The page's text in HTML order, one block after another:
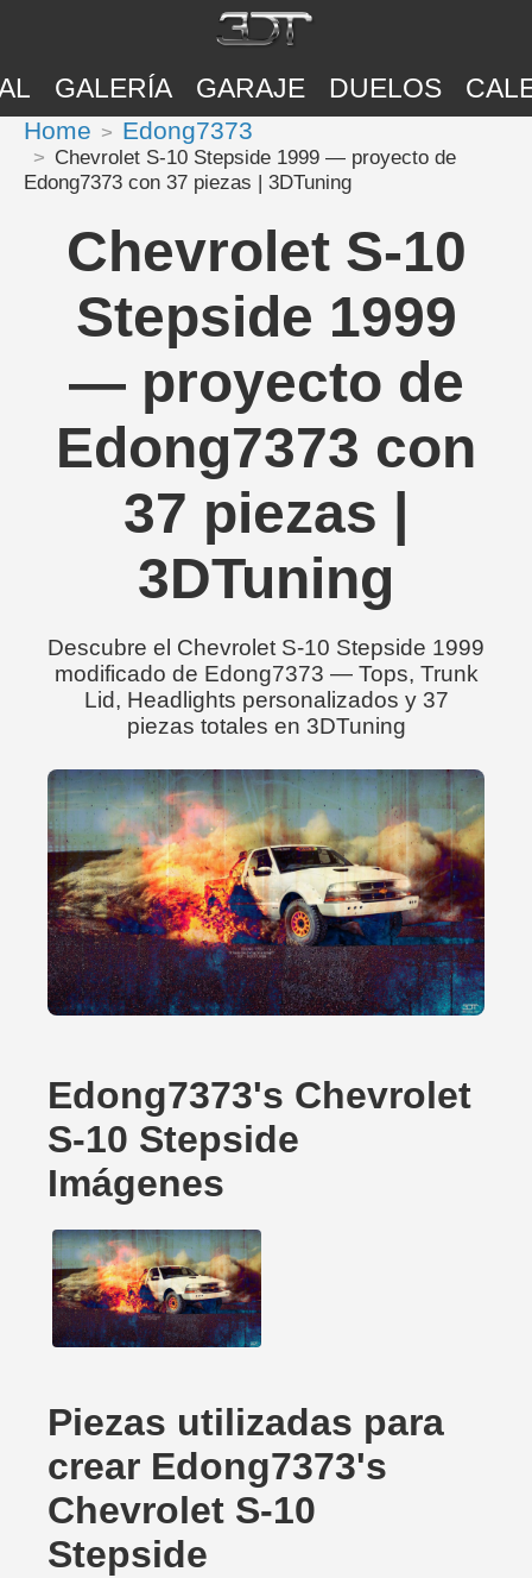
GALERÍA GARAJE DUELOS
Home Edong7373
Chevrolet S-10 Stepside 1999 — proyecto de
Edong7373 con 37 piezas | 3DTuning
Chevrolet S-10
Stepside 1999
— proyecto de
Edong7373 con
37 piezas |
3DTuning
Descubre el Chevrolet S-10 Stepside 1999
modificado de Edong7373 — Tops, Trunk
Lid, Headlights personalizados y 37
piezas totales en 3DTuning
Edong7373's Chevrolet
S-10 Stepside
Imágenes
Piezas utilizadas para
crear Edong7373's
Chevrolet S-10
Stepside